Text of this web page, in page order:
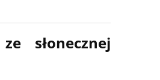
słonecznej